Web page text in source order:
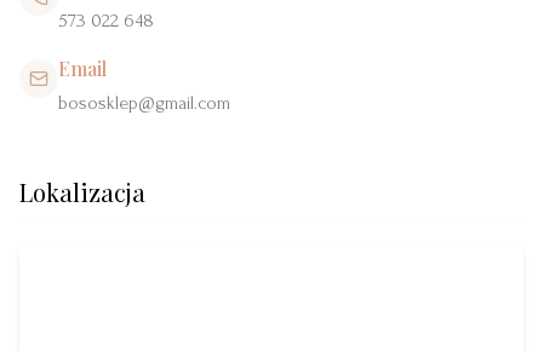
573 022 648
Email
bososklep@gmail.com
Lokalizacja